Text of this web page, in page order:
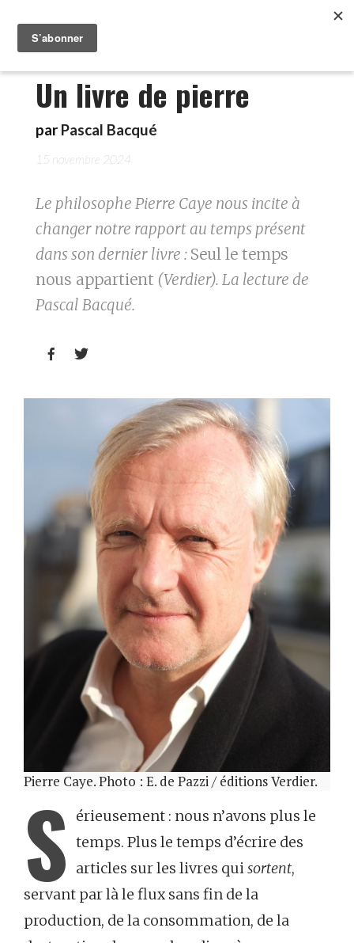
Un livre de pierre
par Pascal Bacqué
15 novembre 2024
Le philosophe Pierre Caye nous incite à
changer notre rapport au temps présent
dans son dernier livre : Seul le temps
nous appartient (Verdier). La lecture de
Pascal Bacqué.
 
Pierre Caye. Photo : E. de Pazzi / éditions Verdier.
S
érieusement : nous n’avons plus le
temps. Plus le temps d’écrire des
articles sur les livres quisortent,
servant par là le flux sans fin de la
production, de la consommation, de la